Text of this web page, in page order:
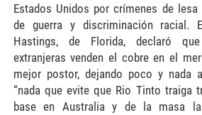
Estados Unidos por crímenes de lesa
de guerra y discriminación racial.
Hastings, de Florida, declaró
extranjeras venden el cobre en el
mejor postor, dejando poco y nada
“nada que evite que Rio Tinto traiga
base en Australia y de la masa